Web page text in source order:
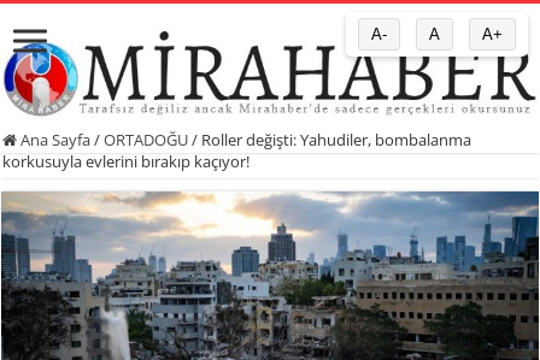
Ana Sayfa/ORTADOĞU/ Roller değişti: Yahudiler, bombalanma
korkusuyla evlerini bırakıp kaçıyor!
A- A A+